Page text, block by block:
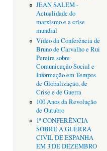
JEAN SALEM -
Actualidade do
marxismo e a crise
mundial
Vídeo da Conferência de
Bruno de Carvalho e Rui
Pereira sobre
Comunicação Social e
Informação em Tempos
de Globalização, de
Crise e de Guerra
100 Anos da Revolução
de Outubro
1ª CONFERÊNCIA
SOBRE A GUERRA
CIVIL DE ESPANHA
EM 3 DE DEZEMBRO